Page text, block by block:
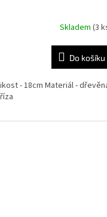
Skladem (3
Do košíku
- 18cm Materiál -